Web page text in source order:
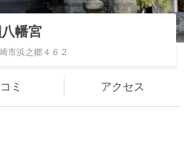
幡宮
市浜之郷４６２
ミ アクセス